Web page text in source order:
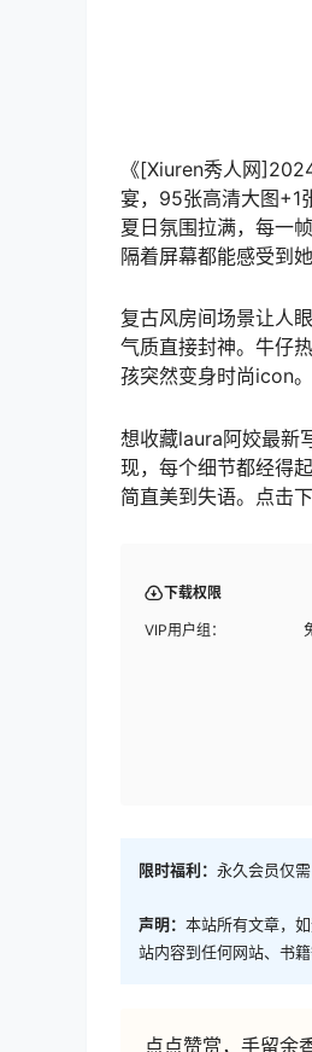
《[Xiuren秀人网
宴，95张高清大图+1
夏日氛围拉满，每一
隔着屏幕都能感受到
复古风房间场景让人
气质直接封神。牛仔
孩突然变身时尚icon
想收藏laura阿姣最新
现，每个细节都经得
简直美到失语。点击
下载权限
VIP用户组：
限时福利： 永久会员仅
声明： 本站所有文章，
站内容到任何网站、书
点点赞赏，手留余